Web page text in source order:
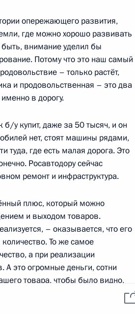
ресурсы
России
канал
техническая
информация
Об использовании
информации сайта
О персональных
доступны по лицензии:
Creative Commons
Attribution 4.0
опережающего развития,
где можно хорошо развивать
внимание уделил бы
Потому что это наш самый
– только растёт,
и продовольственная – это два
в дорогу.
у купит, даже за 50 тысяч, и он
нет, стоят машины рядами,
туда, где есть малая дорога. Это
Росавтодору сейчас
ремонт и инфраструктура.
плюс, который можно
и выходом товаров.
– оказывается, что его
То же самое
а при реализации
это огромные деньги, сотни
товара, чтобы было видно,
чужой товар.